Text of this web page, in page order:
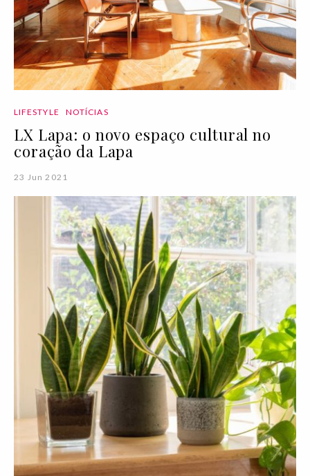
LIFESTYLE NOTÍCIAS
LX Lapa: o novo espaço cultural no
coração da Lapa
23 Jun 2021